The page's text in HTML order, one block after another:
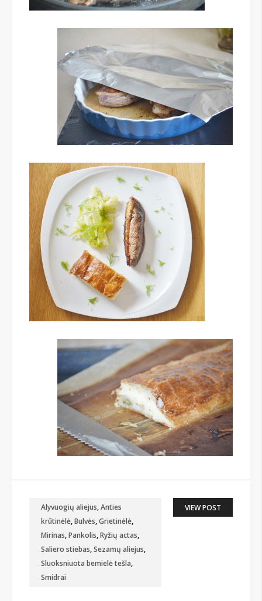
Alyvuogių aliejus,Anties
krūtinėlė,Bulvės,Grietinėlė,
Mirinas,Pankolis,Ryžių actas,
Saliero stiebas,Sezamų aliejus,
Sluoksniuota bemielė tešla,
Smidrai
VIEW POST